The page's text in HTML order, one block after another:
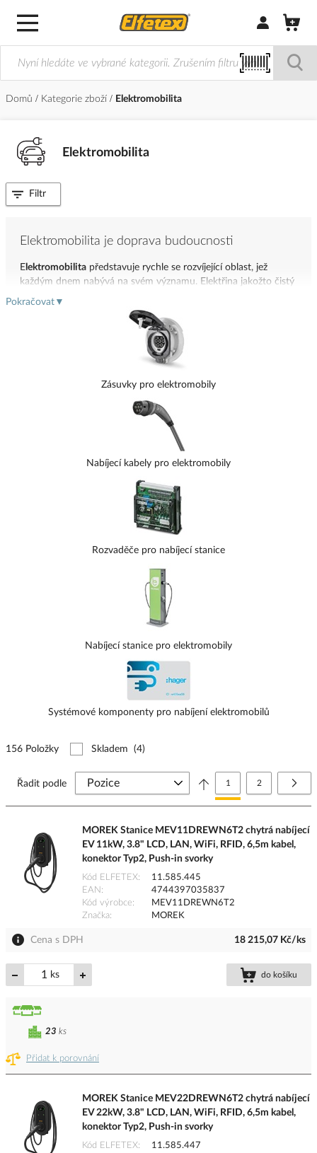
Přihlásit/
Domů Kategorie zboží Elektromobilita
Elektromobilita
Elektromobilita je doprava budoucnosti
Elektromobilita představuje rychle se rozvíjející oblast, jež
každým dnem nabývá na svém významu. Elektřina jakožto čistý
zdroj energie totiž představuje jeden z perspektivních pohonů
dopravních prostředků budoucnosti.
jsou nulová produkce emisí, snížení
celkové ekologické zátěže planety a zmírnění efektu globálního
V současnosti je proto kladen důraz nejen na vývoj
elektromobilů a dalších elektrických dopravních prostředků, ale
i na budování dostupné infrastruktury.
V našem e-shopu naleznete komplexní řešení elektromobility
Nabídka zahrnuje
nabíjecí kabely pro elektromobily
nejrůznějších parametrů v podobě wallboxů k montáži na stěnu
samostatných stojanů, rozvaděče pro nabíjecí stanice a další
systémové komponenty.
zaujmou například produkty české
OlifeEnergy, jež kompletní výrobu i vývoj
svých produktů provádí v České republice.
se vyznačují moderním a vysoce kvalitním zpracováním i
použitím pokročilých technologií.Z dalších výrobců,
produkty osvědčených značek jako
Kromě rozvoje elektromobility rychle roste také obliba
S prudkým rozvojem této oblasti souvisí i možnosti
nabíjecí stanice pro elektrokola
Pokračovat ▼
Zásuvky pro elektromobily
Nabíjecí kabely pro elektromobily
Rozvaděče pro nabíjecí stanice
Nabíjecí stanice pro elektromobily
Systémové komponenty pro nabíjení elektromobilů
156 Položky Skladem (4)
Stránka
Právě si prohlížíte
1 Stránka
2
Řadit podle
MOREK Stanice MEV11DREWN6T2 chytrá nabíjecí
EV 11kW, 3.8" LCD, LAN, WiFi, RFID, 6,5m kabel,
konektor Typ2, Push-in svorky
Kód ELFETEX
11.585.445
EAN
4744397035837
Kód výrobce
MEV11DREWN6T2
Značka
MOREK
Cena s DPH 18 215,07 Kč/ks
ks do košíku
Přidat k porovnání
23 ks
MOREK Stanice MEV22DREWN6T2 chytrá nabíjecí
EV 22kW, 3.8" LCD, LAN, WiFi, RFID, 6,5m kabel,
konektor Typ2, Push-in svorky
Kód ELFETEX
11.585.447
Filtr